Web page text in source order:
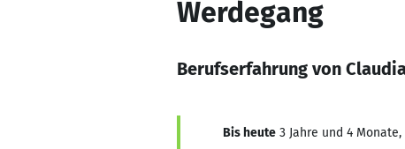
Werdegang
Berufserfahrung von
Bis heute 3 Jahre und 4